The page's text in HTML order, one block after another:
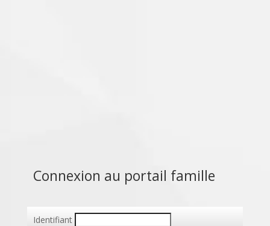
Connexion au portail famille
Identifiant